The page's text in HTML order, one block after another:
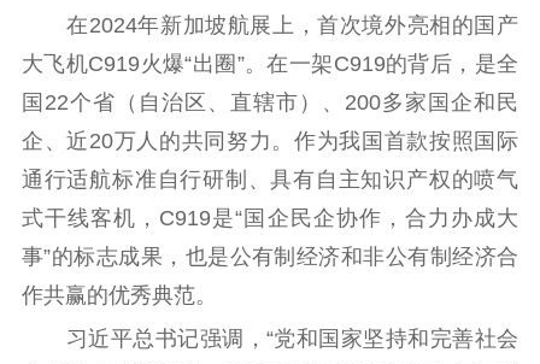
精品出版 全民阅读
出版监管
扫黄打非
电影工作
电影创作 电影市场
机关党建
党建要闻
文化人才
在2024年新加坡航展上，首次境外亮相的国产
大飞机C919火爆“出圈”。在一架C919的背后，是全
国22个省（自治区、直辖市）、200多家国企和民
企、近20万人的共同努力。作为我国首款按照国际
通行适航标准自行研制、具有自主知识产权的喷气
式干线客机，C919是“国企民企协作，合力办成大
事”的标志成果，也是公有制经济和非公有制经济合
作共赢的优秀典范。
习近平总书记强调，“党和国家坚持和完善社会